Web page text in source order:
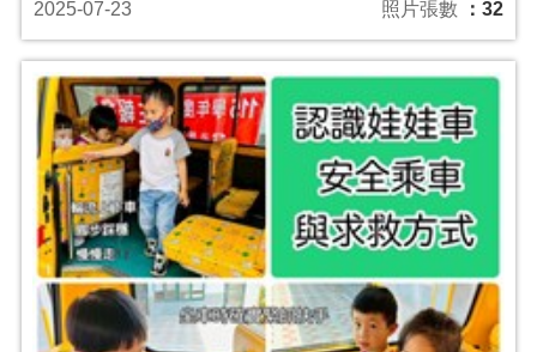
2025-07-23 照片張數 ：32